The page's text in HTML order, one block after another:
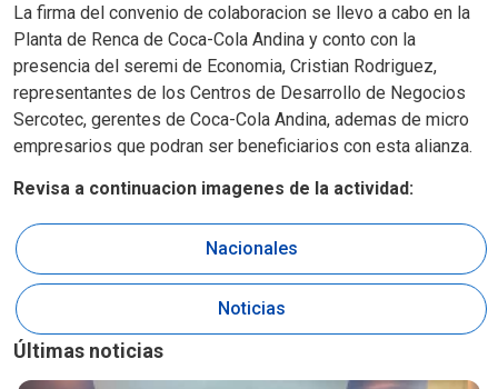
La firma del convenio de colaboracion se llevo a cabo en la
Planta de Renca de Coca-Cola Andina y conto con la
presencia del seremi de Economia, Cristian Rodriguez,
representantes de los Centros de Desarrollo de Negocios
Sercotec, gerentes de Coca-Cola Andina, ademas de micro
empresarios que podran ser beneficiarios con esta alianza.
Revisa a continuacion imagenes de la actividad:
Nacionales
Noticias
Últimas noticias